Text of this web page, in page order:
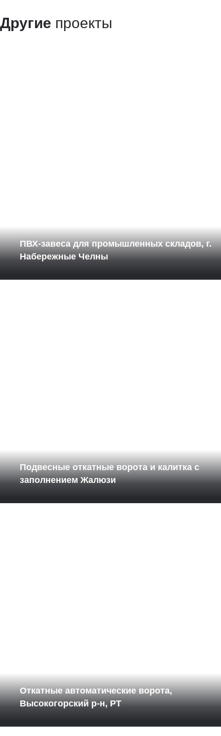
Другие проекты
ПВХ-завеса для промышленных складов, г.
Набережные Челны
Подвесные откатные ворота и калитка с
заполнением Жалюзи
Откатные автоматические ворота,
Высокогорский р-н, РТ